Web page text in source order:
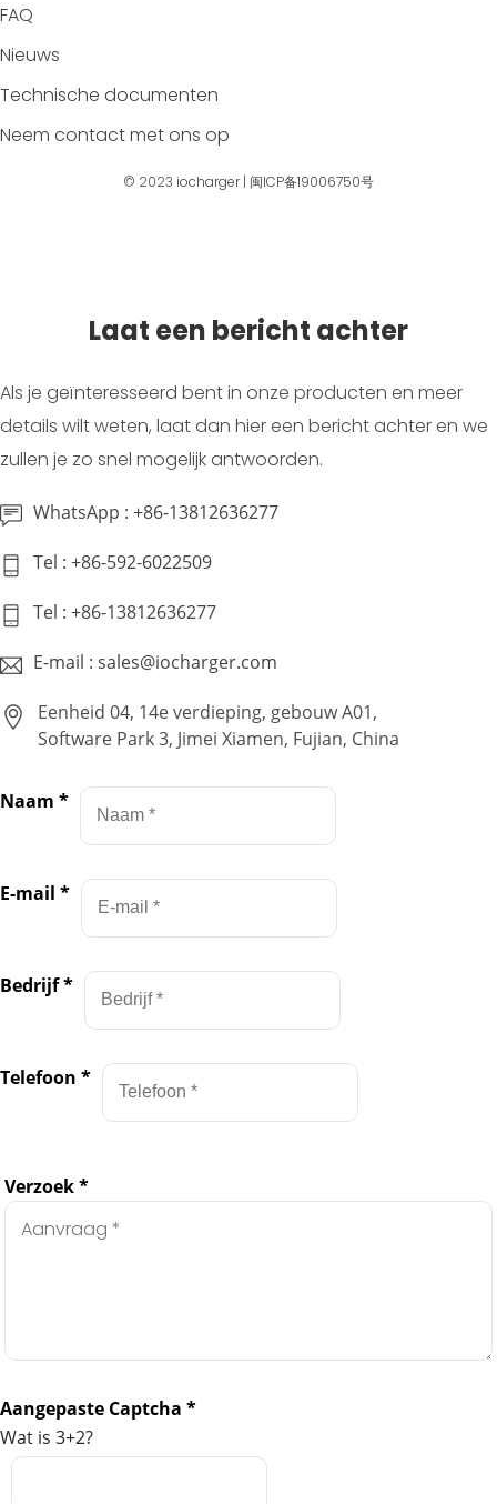
FAQ
Nieuws
Technische documenten
Neem contact met ons op
© 2023 iocharger| 闽ICP备19006750号
Laat een bericht achter
Als je geïnteresseerd bent in onze producten en meer
details wilt weten, laat dan hier een bericht achter en we
zullen je zo snel mogelijk antwoorden.
WhatsApp : +86-13812636277
Tel : +86-592-6022509
Tel : +86-13812636277
E-mail : sales@iocharger.com
Eenheid 04, 14e verdieping, gebouw A01,
Software Park 3, Jimei Xiamen, Fujian, China
Naam *
E-mail *
Bedrijf*
Telefoon *
Verzoek*
Aangepaste Captcha *
Wat is 3+2?